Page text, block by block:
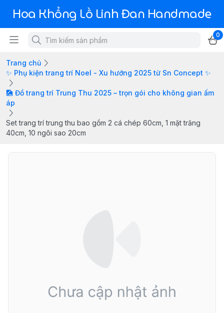
Hoa Khổng Lồ Linh Đan Handmade
0
Trang chủ
✨ Phụ kiện trang trí Noel - Xu hướng 2025 từ Sn Concept ✨
🎑 Đồ trang trí Trung Thu 2025 – trọn gói cho không gian ấm
áp
Set trang trí trung thu bao gồm 2 cá chép 60cm, 1 mặt trăng
40cm, 10 ngôi sao 20cm